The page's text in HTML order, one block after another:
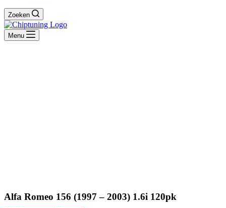
Zoeken
Menu
Alfa Romeo 156 (1997 – 2003) 1.6i 120pk